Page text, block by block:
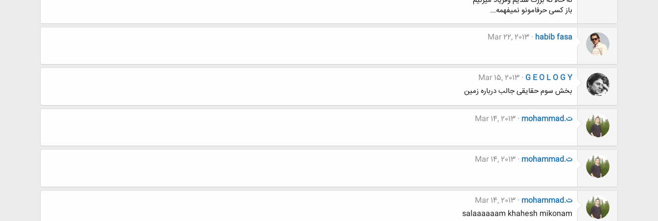
باز کسی حرفامونو نمیفهمه...
habib fasa
Mar 22, 2013
G E O L O G Y
Mar 15, 2013
بخش سوم حقایقی جالب درباره زمین
mohammad.ت Mar 14, 2013
mohammad.ت Mar 14, 2013
mohammad.ت
Mar 14, 2013
salaaaaaam khahesh mikonam